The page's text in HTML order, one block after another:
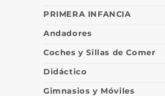
PRIMERA INFANCIA
Andadores
Coches y Sillas de Comer
Didáctico
Gimnasios y Móviles